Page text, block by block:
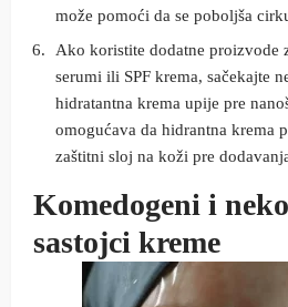
može pomoći da se poboljša
Ako koristite dodatne proizvode
serumi ili SPF krema, sačekajte
hidratantna krema upije pre
omogućava da hidrantna krema
zaštitni sloj na koži pre
Komedogeni i
sastojci kreme